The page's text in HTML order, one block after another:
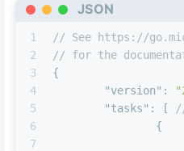
JSON
1
2
3
4
5
6
7
// See https://
// for the
{
"version" :
"tasks" : [
{